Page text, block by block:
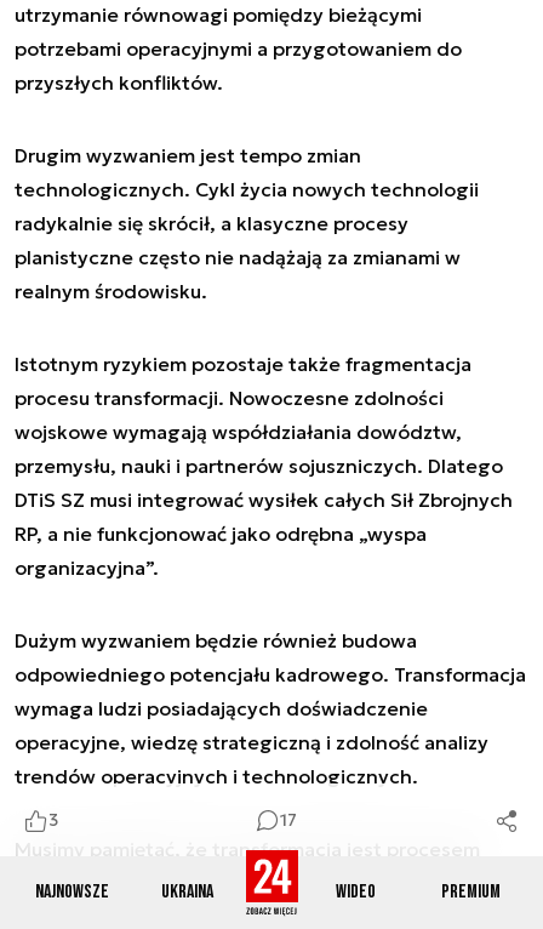
Najnowsze Ukraina Wideo Premium
3 17
utrzymanie równowagi pomiędzy bieżącymi
potrzebami operacyjnymi a przygotowaniem do
przyszłych konfliktów.
Drugim wyzwaniem jest tempo zmian
technologicznych. Cykl życia nowych technologii
radykalnie się skrócił, a klasyczne procesy
planistyczne często nie nadążają za zmianami w
realnym środowisku.
Istotnym ryzykiem pozostaje także fragmentacja
procesu transformacji. Nowoczesne zdolności
wojskowe wymagają współdziałania dowództw,
przemysłu, nauki i partnerów sojuszniczych. Dlatego
DTiS SZ musi integrować wysiłek całych Sił Zbrojnych
RP, a nie funkcjonować jako odrębna „wyspa
organizacyjna”.
Dużym wyzwaniem będzie również budowa
odpowiedniego potencjału kadrowego. Transformacja
wymaga ludzi posiadających doświadczenie
operacyjne, wiedzę strategiczną i zdolność analizy
trendów operacyjnych i technologicznych.
Musimy pamiętać, że transformacja jest procesem
długotrwałym. Jej sukces będzie zależał od zdolności
do połączenia strategicznego myślenia o przyszłości z